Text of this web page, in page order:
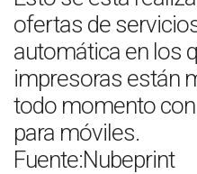
ofertas de
automática en los
impresoras están
todo momento
para móviles.
Fuente:Nubeprint